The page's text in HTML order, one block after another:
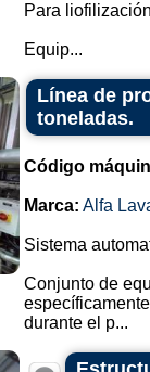
Para
Equip...
Línea de
toneladas.
Código
Marca: Alfa
Sistema
Conjunto de
durante el p...